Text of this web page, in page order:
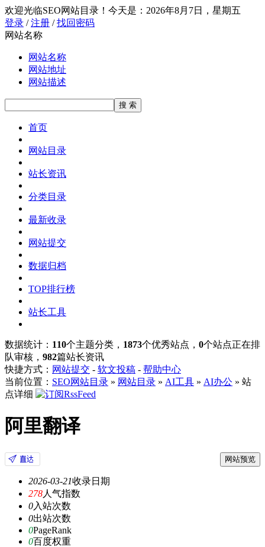
欢迎光临SEO网站目录！ 今天是：2026年8月7日，星期五
登录 /注册 /找回密码
网站名称
网站名称
网站地址
网站描述
首页
网站目录
站长资讯
分类目录
最新收录
网站提交
数据归档
TOP排行榜
站长工具
数据统计： 110个主题分类， 1873个优秀站点， 0个站点正在排
队审核， 982篇站长资讯
快捷方式： 网站提交 - 软文投稿 - 帮助中心
当前位置： SEO网站目录 » 网站目录 » AI工具 » AI办公 » 站
点详细
阿里翻译
网站预览
2026-03-21收录日期
278人气指数
0入站次数
0出站次数
0PageRank
0百度权重